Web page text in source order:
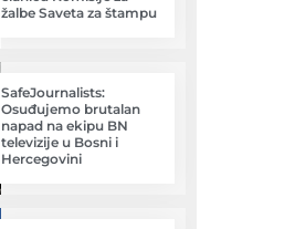
žalbe Saveta za štampu
SafeJournalists:
Osuđujemo brutalan
napad na ekipu BN
televizije u Bosni i
Hercegovini